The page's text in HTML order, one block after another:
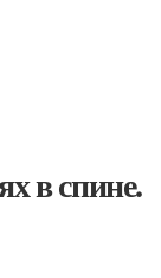
в спине.